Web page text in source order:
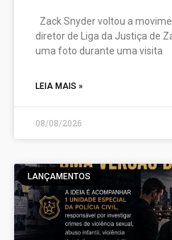
Zack Snyder voltou a
diretor de Liga da Justiça de
uma foto durante uma visita
LEIA MAIS »
08/08/2026
LANÇAMENTOS